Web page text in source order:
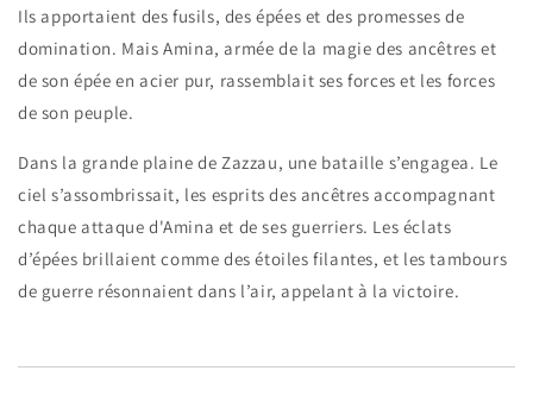
Ils apportaient des fusils, des épées et des promesses de
domination. Mais Amina, armée de la magie des ancêtres et
de son épée en acier pur, rassemblait ses forces et les forces
de son peuple.
Dans la grande plaine de Zazzau, une bataille s’engagea. Le
ciel s’assombrissait, les esprits des ancêtres accompagnant
chaque attaque d'Amina et de ses guerriers. Les éclats
d’épées brillaient comme des étoiles filantes, et les tambours
de guerre résonnaient dans l’air, appelant à la victoire.